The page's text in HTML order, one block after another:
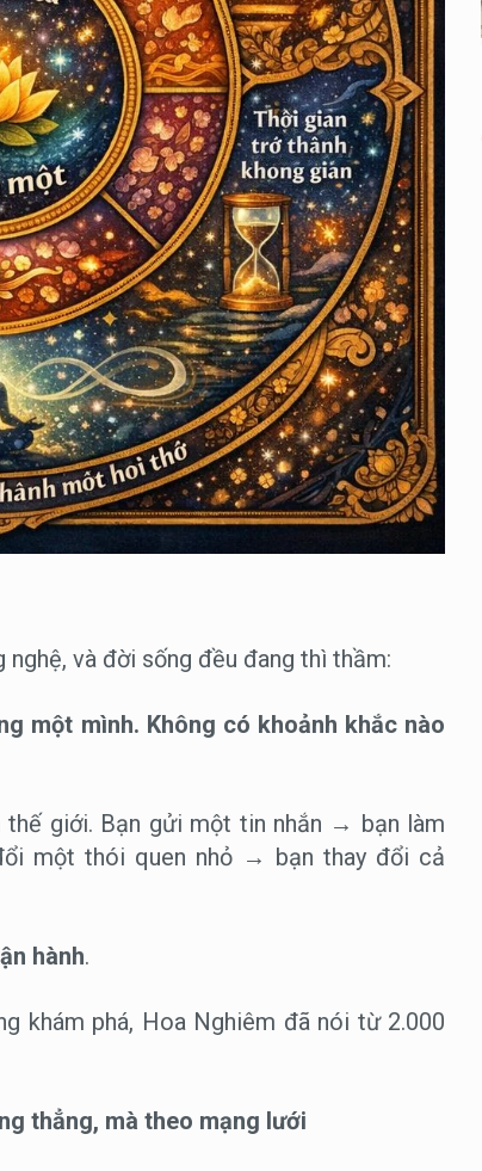
— Khi thời gian trở thành không gian
HOA NGHIÊM THẾ KỶ 21 Tập I: CHƯƠNG 13
— Khi tác phẩm tự tan vào hư không
HOA NGHIÊM THẾ KỶ 21 Tập I: CHƯƠNG 14
— Khi người đọc trở thành pháp giới
HOA NGHIÊM THẾ KỶ 21 Tập I: CHƯƠNG 15
— Khi pháp giới tự viết tiếp chính mình
HOA NGHIÊM THẾ KỶ 21 Tập I: CHƯƠNG 16
— Khi người viết biến mất
HOA NGHIÊM THẾ KỶ 21 Tập I: CHƯƠNG 17
— Khi pháp giới nhìn lại chính mình qua thân
ta
HOA NGHIÊM THẾ KỶ 21 Tập I: CHƯƠNG 18
— Khi toàn bộ hành trình trở thành một hơi
thở
— Bài tụng kết: Một hơi thở mở vô lượng thế
và đời sống đều đang thì thầm:
một mình. Không có khoảnh khắc nào
giới. Bạn gửi một tin nhắn → bạn làm
một thói quen nhỏ → bạn thay đổi cả
hành.
khám phá, Hoa Nghiêm đã nói từ 2.000
thẳng, mà theo mạng lưới